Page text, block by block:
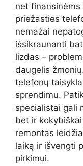
net finansinėms
priežasties
nemažai
išsikraunanti
lizdas –
daugelis
telefonų
sprendimu.
specialistai gali
bet ir
remontas
laiką ir išvengti
pirkimui.